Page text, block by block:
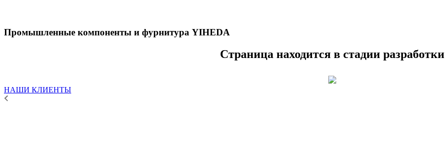
Промышленные компоненты и фурнитура YIHEDA
Страница находится в стадии разработки
НАШИ КЛИЕНТЫ